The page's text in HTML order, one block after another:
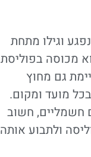
וגילו מתחת
מכוסה בפוליסת
גם מחוץ
ובמשך 24 שעות, בכל מועד ומקום.
חשמליים, חשוב
ולתבוע אותה